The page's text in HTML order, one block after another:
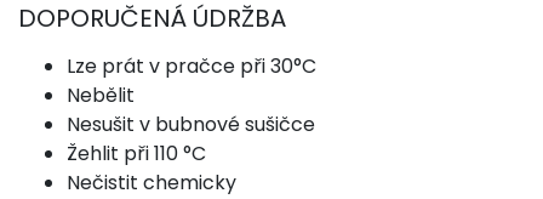
DOPORUČENÁ ÚDRŽBA
Lze prát v pračce při 30°C
Nebělit
Nesušit v bubnové sušičce
Žehlit při 110 °C
Nečistit chemicky